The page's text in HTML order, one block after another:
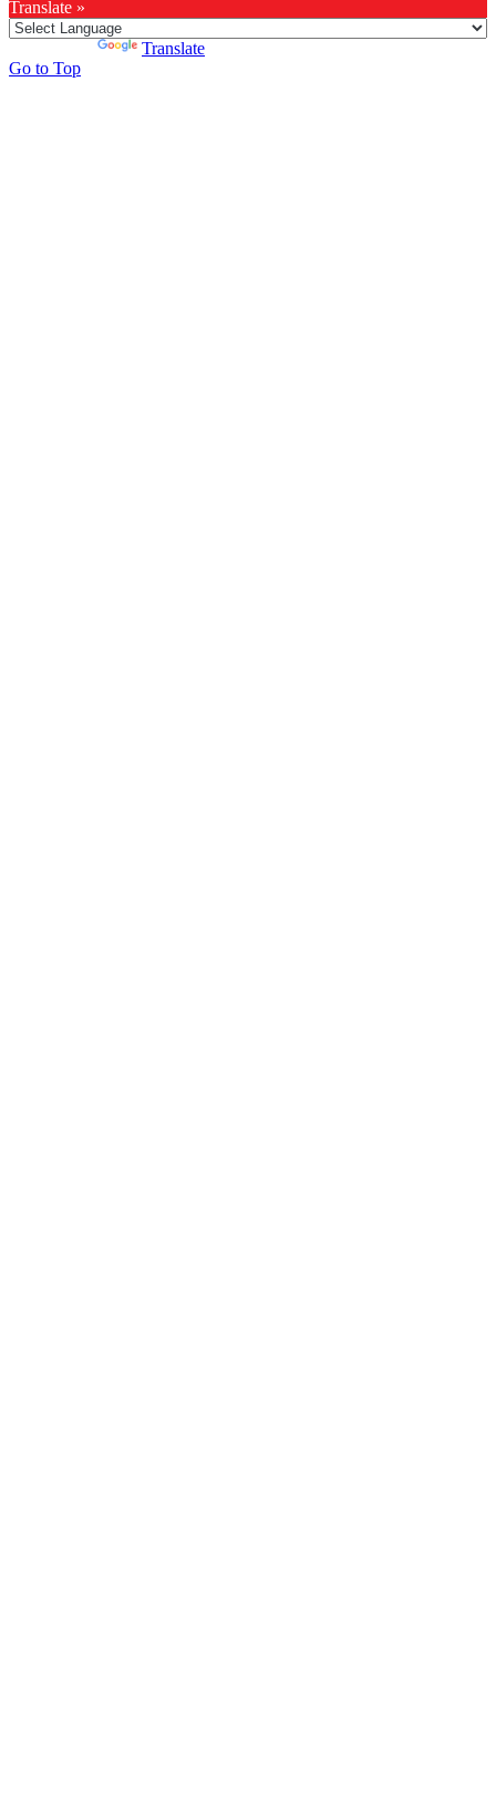
Translate »
Translate
Go to Top